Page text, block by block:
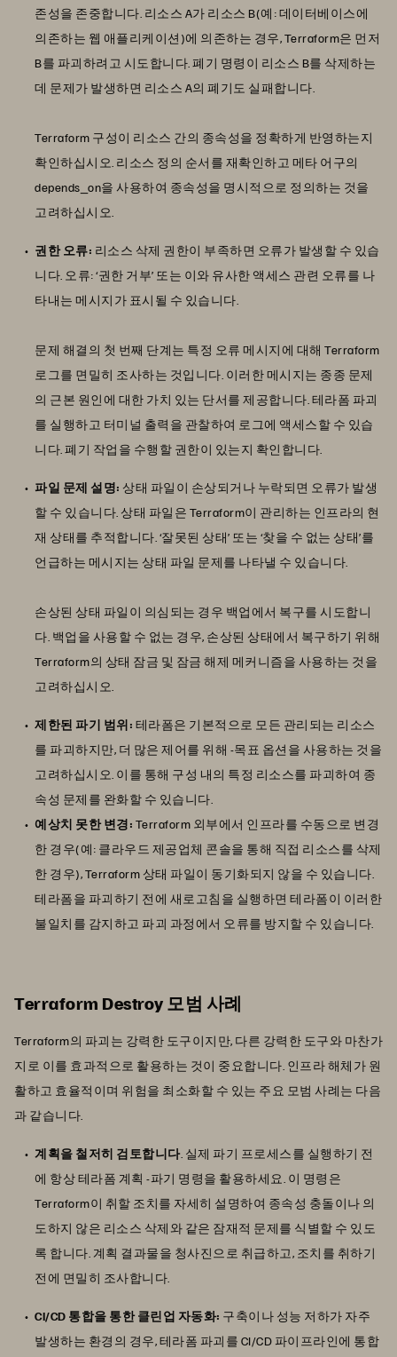
존성을 존중합니다. 리소스 A가 리소스 B(예: 데이터베이스에
의존하는 웹 애플리케이션)에 의존하는 경우, Terraform은 먼저
B를 파괴하려고 시도합니다. 폐기 명령이 리소스 B를 삭제하는
데 문제가 발생하면 리소스 A의 폐기도 실패합니다.
Terraform 구성이 리소스 간의 종속성을 정확하게 반영하는지
확인하십시오. 리소스 정의 순서를 재확인하고 메타 어구의
depends_on을 사용하여 종속성을 명시적으로 정의하는 것을
고려하십시오.
권한 오류: 리소스 삭제 권한이 부족하면 오류가 발생할 수 있습
니다. 오류: ‘권한 거부’ 또는 이와 유사한 액세스 관련 오류를 나
타내는 메시지가 표시될 수 있습니다.
문제 해결의 첫 번째 단계는 특정 오류 메시지에 대해 Terraform
로그를 면밀히 조사하는 것입니다. 이러한 메시지는 종종 문제
의 근본 원인에 대한 가치 있는 단서를 제공합니다. 테라폼 파괴
를 실행하고 터미널 출력을 관찰하여 로그에 액세스할 수 있습
니다. 폐기 작업을 수행할 권한이 있는지 확인합니다.
파일 문제 설명: 상태 파일이 손상되거나 누락되면 오류가 발생
할 수 있습니다. 상태 파일은 Terraform이 관리하는 인프라의 현
재 상태를 추적합니다. ‘잘못된 상태’ 또는 ‘찾을 수 없는 상태’를
언급하는 메시지는 상태 파일 문제를 나타낼 수 있습니다.
손상된 상태 파일이 의심되는 경우 백업에서 복구를 시도합니
다. 백업을 사용할 수 없는 경우, 손상된 상태에서 복구하기 위해
Terraform의 상태 잠금 및 잠금 해제 메커니즘을 사용하는 것을
고려하십시오.
제한된 파기 범위: 테라폼은 기본적으로 모든 관리되는 리소스
를 파괴하지만, 더 많은 제어를 위해 -목표 옵션을 사용하는 것을
고려하십시오. 이를 통해 구성 내의 특정 리소스를 파괴하여 종
속성 문제를 완화할 수 있습니다.
예상치 못한 변경: Terraform 외부에서 인프라를 수동으로 변경
한 경우(예: 클라우드 제공업체 콘솔을 통해 직접 리소스를 삭제
한 경우), Terraform 상태 파일이 동기화되지 않을 수 있습니다.
테라폼을 파괴하기 전에 새로고침을 실행하면 테라폼이 이러한
불일치를 감지하고 파괴 과정에서 오류를 방지할 수 있습니다.
Terraform Destroy 모범 사례
Terraform의 파괴는 강력한 도구이지만, 다른 강력한 도구와 마찬가
지로 이를 효과적으로 활용하는 것이 중요합니다. 인프라 해체가 원
활하고 효율적이며 위험을 최소화할 수 있는 주요 모범 사례는 다음
과 같습니다.
계획을 철저히 검토합니다. 실제 파기 프로세스를 실행하기 전
에 항상 테라폼 계획 -파기 명령을 활용하세요. 이 명령은
Terraform이 취할 조치를 자세히 설명하여 종속성 충돌이나 의
도하지 않은 리소스 삭제와 같은 잠재적 문제를 식별할 수 있도
록 합니다. 계획 결과물을 청사진으로 취급하고, 조치를 취하기
전에 면밀히 조사합니다.
CI/CD 통합을 통한 클린업 자동화: 구축이나 성능 저하가 자주
발생하는 환경의 경우, 테라폼 파괴를 CI/CD 파이프라인에 통합